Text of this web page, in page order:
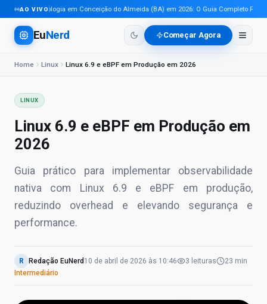
AO VIVO
Tecnologia em Conceição do Almeida (BA) em 2026: O Guia Completo Para
EuNerd Começar Agora
Home Linux Linux 6.9 e eBPF em Produção em 2026
LINUX
Linux 6.9 e eBPF em Produção em
2026
Guia prático para implementar observabilidade
nativa com Linux 6.9 e eBPF em produção,
reduzindo overhead e elevando segurança e
performance.
R Redação EuNerd 10 de abril de 2026 às 10:46 3 leituras
23 min
Intermediário